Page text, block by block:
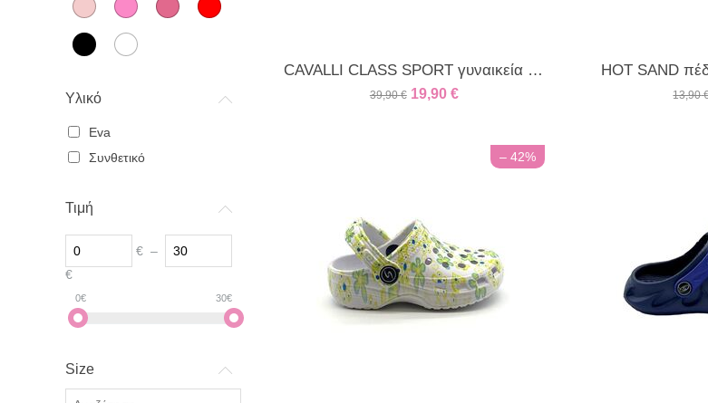
Υλικό
Eva
Συνθετικό
Τιμή
€ –
€
0€ 30€
Size
CAVALLI CLASS SPORT γυναικεία παντόφλα μαύρη
39,90 € 19,90 €
HOT SAND
13,90
– 42%